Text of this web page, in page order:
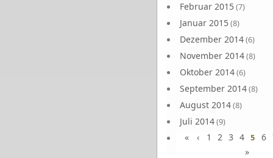
Februar 2015(7)
Januar 2015(8)
Dezember 2014(6)
November 2014(8)
Oktober 2014(6)
September 2014(8)
August 2014(8)
Juli 2014(9)
Juni 2014(8)
« ‹ 1 2 3 4 5 6
»